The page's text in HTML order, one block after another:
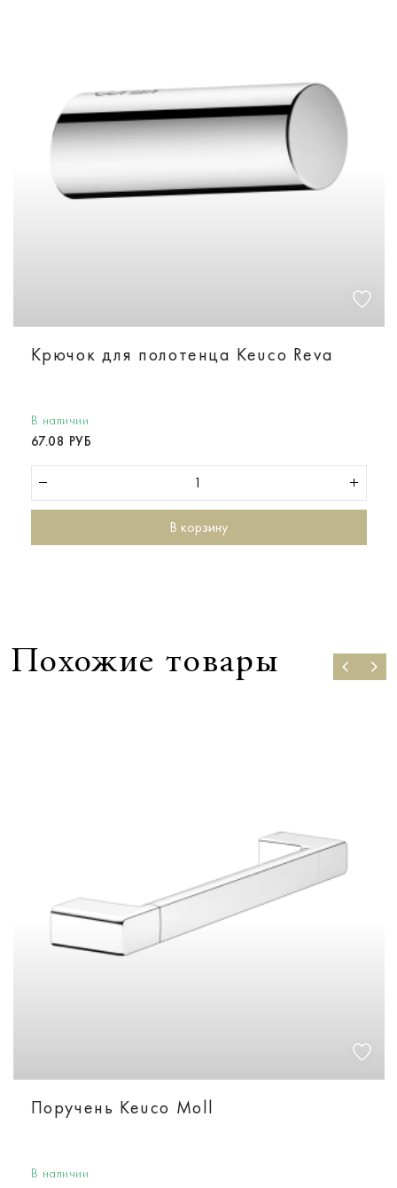
Крючок для полотенца Keuco Reva
В наличии
67.08 РУБ
В корзину
Похожие товары
Поручень Keuco Moll
В наличии